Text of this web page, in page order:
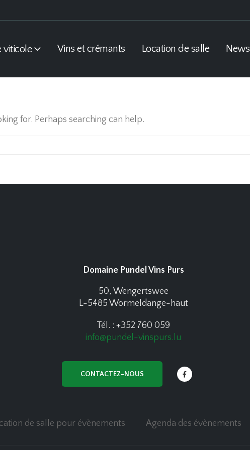
viticole Vins et crémants Location de salle News
for. Perhaps searching can help.
Domaine Pundel Vins Purs
50, Wengertswee
L-5485 Wormeldange-haut
Tél. : +352 760 059
info@pundel-vinspurs.lu
CONTACTEZ-NOUS
de salle pour évènements Agenda des évènements